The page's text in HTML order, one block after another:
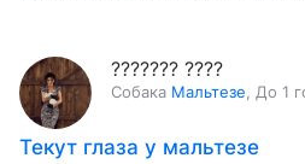
??????? ????
Собака Мальтезе До 1
Текут глаза у мальтезе